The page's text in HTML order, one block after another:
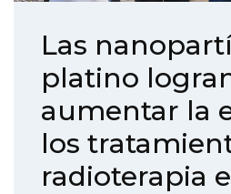
Las
platino
aumentar la
los
radioterapia